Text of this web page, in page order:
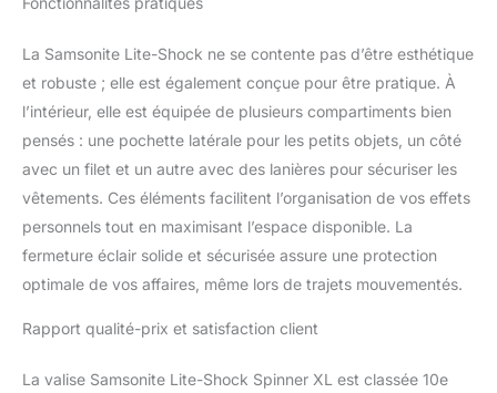
La Samsonite Lite-Shock ne se contente pas d’être esthétique
et robuste ; elle est également conçue pour être pratique. À
l’intérieur, elle est équipée de plusieurs compartiments bien
pensés : une pochette latérale pour les petits objets, un côté
avec un filet et un autre avec des lanières pour sécuriser les
vêtements. Ces éléments facilitent l’organisation de vos effets
personnels tout en maximisant l’espace disponible. La
fermeture éclair solide et sécurisée assure une protection
optimale de vos affaires, même lors de trajets mouvementés.
Rapport qualité-prix et satisfaction client
La valise Samsonite Lite-Shock Spinner XL est classée 10e